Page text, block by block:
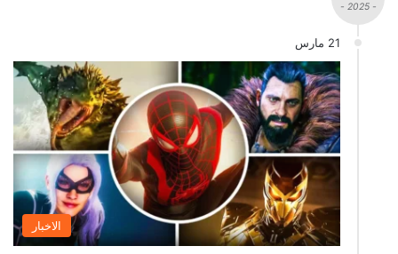
- 2025 -
21 مارس
الاخبار